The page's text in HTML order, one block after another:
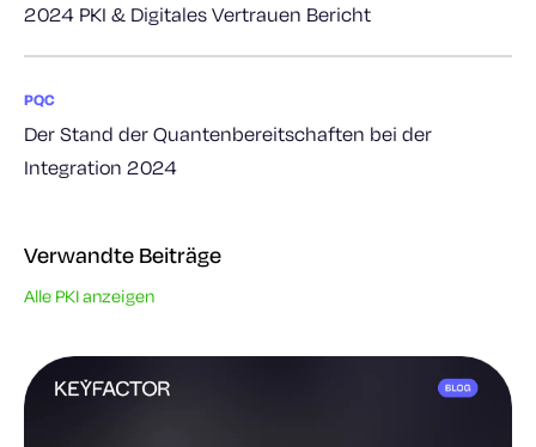
2024 PKI & Digitales Vertrauen Bericht
PQC
Der Stand der Quantenbereitschaften bei der
Integration 2024
Verwandte Beiträge
Alle PKI anzeigen